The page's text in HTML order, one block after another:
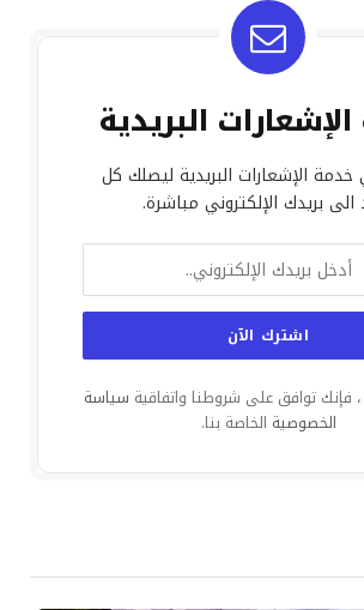
البريدية
الإشعارات البريدية ليصلك كل
الى بريدك الإلكتروني مباشرة.
فإنك توافق على شروطنا واتفاقية سياسة
الخصوصية الخاصة بنا.